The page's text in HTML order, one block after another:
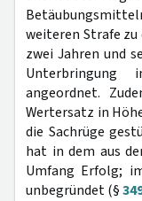
weiteren Strafe
zwei Jahren und
Unterbringung
angeordnet.
Wertersatz in
die Sachrüge
hat in dem aus
Umfang Erfolg;
unbegründet (§